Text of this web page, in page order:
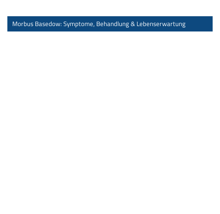
Morbus Basedow: Symptome, Behandlung & Lebenserwartung